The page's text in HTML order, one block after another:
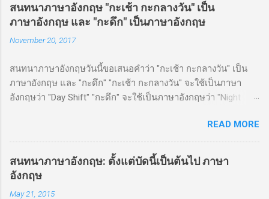
สนทนาภาษาอังกฤษ "กะเช้า กะกลางวัน" เป็น
ภาษาอังกฤษ และ "กะดึก" เป็นภาษาอังกฤษ
November 20, 2017
สนทนาภาษาอังกฤษวันนี้ขอเสนอคำว่า "กะเช้า กะกลางวัน" เป็น
ภาษาอังกฤษ และ "กะดึก" "กะเช้า กะกลางวัน" จะใช้เป็นภาษา
อังกฤษว่า "Day Shift" "กะดึก" จะใช้เป็นภาษาอังกฤษว่า "Night
home by 6:00 โอเค ฉันทำงานกะเช้า วันนี้สามารถกลับถึงบ้าน 6
โมงได้ Well, Jack works the night shift here. อ่อ แจ็คทำงานกะ
READ MORE
สนทนาภาษาอังกฤษ: ตั้งแต่บัดนี้เป็นต้นไป ภาษา
อังกฤษ
May 21, 2015